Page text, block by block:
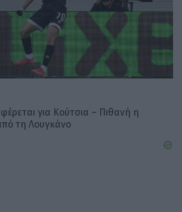
για Κούτσια – Πιθανή η
τη Λουγκάνο